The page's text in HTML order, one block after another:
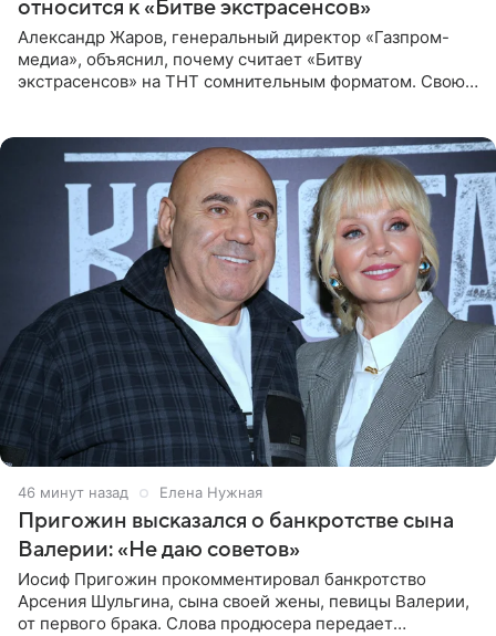
относится к «Битве экстрасенсов»
Александр Жаров, генеральный директор «Газпром-
медиа», объяснил, почему считает «Битву
экстрасенсов» на ТНТ сомнительным форматом. Свою
46 минут назад Елена Нужная
Пригожин высказался о банкротстве сына
Валерии: «Не даю советов»
Иосиф Пригожин прокомментировал банкротство
Арсения Шульгина, сына своей жены, певицы Валерии,
от первого брака. Слова продюсера передает